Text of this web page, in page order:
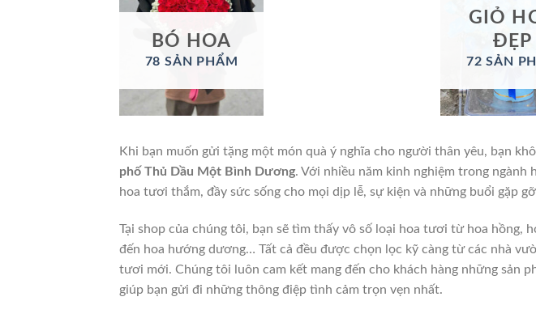
BÓ HOA
78 SẢN PHẨM
GIỎ
ĐẸP
72 SẢN
Khi bạn muốn gửi tặng một món quà ý nghĩa cho người thân yêu, bạn
phố Thủ Dầu Một Bình Dương. Với nhiều năm kinh nghiệm trong ngành
hoa tươi thắm, đầy sức sống cho mọi dịp lễ, sự kiện và những buổi gặp
Tại shop của chúng tôi, bạn sẽ tìm thấy vô số loại hoa tươi từ hoa hồng,
đến hoa hướng dương… Tất cả đều được chọn lọc kỹ càng từ các nhà
tươi mới. Chúng tôi luôn cam kết mang đến cho khách hàng những sản
giúp bạn gửi đi những thông điệp tình cảm trọn vẹn nhất.